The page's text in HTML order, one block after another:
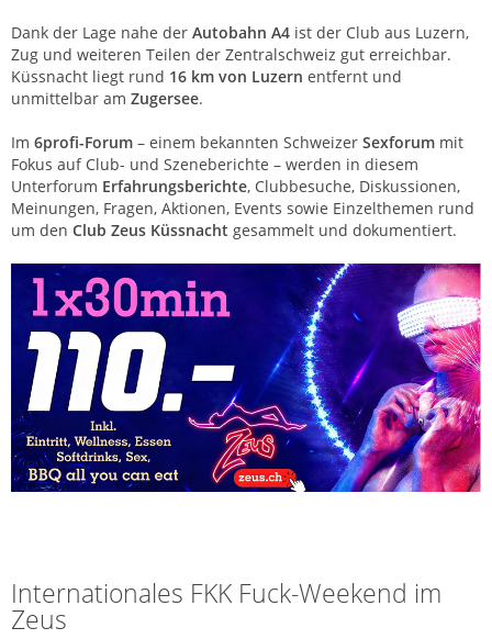
Dank der Lage nahe der Autobahn A4 ist der Club aus Luzern,
Zug und weiteren Teilen der Zentralschweiz gut erreichbar.
Küssnacht liegt rund 16 km von Luzern entfernt und
unmittelbar am Zugersee.
Im 6profi-Forum – einem bekannten Schweizer Sexforum mit
Fokus auf Club- und Szeneberichte – werden in diesem
Unterforum Erfahrungsberichte, Clubbesuche, Diskussionen,
Meinungen, Fragen, Aktionen, Events sowie Einzelthemen rund
um den Club Zeus Küssnacht gesammelt und dokumentiert.
Internationales FKK Fuck-Weekend im
Zeus